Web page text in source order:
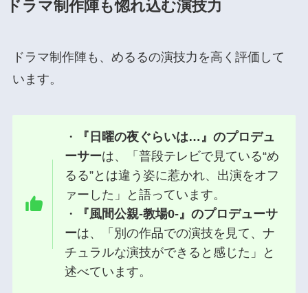
ドラマ制作陣も惚れ込む演技力
ドラマ制作陣も、めるるの演技力を高く評価して
います。
・
『日曜の夜ぐらいは…』のプロデュ
ーサーは、「普段テレビで見ている“め
るる”とは違う姿に惹かれ、出演をオフ
ァーした」と語っています。
・
『風間公親-教場0-』のプロデューサ
ーは、「別の作品での演技を見て、ナ
チュラルな演技ができると感じた」と
述べています。